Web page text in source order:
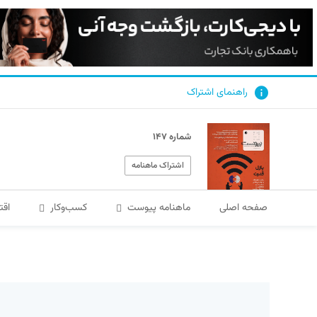
راهنمای اشتراک
شماره ۱۴۷
اشتراک ماهنامه
صفحه اصلی ماهنامه پیوست کسب‌و‌کار